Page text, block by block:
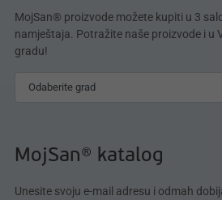
MojSan® proizvode možete kupiti u 3
namještaja. Potražite naše proizvode i u
gradu!
MojSan® katalog
Unesite svoju e-mail adresu i odmah